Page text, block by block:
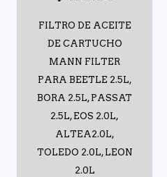
FILTRO DE ACEITE
DE CARTUCHO
MANN FILTER
PARA BEETLE 2.5L,
BORA 2.5L, PASSAT
2.5L, EOS 2.0L,
ALTEA2.0L,
TOLEDO 2.0L, LEON
2.0L